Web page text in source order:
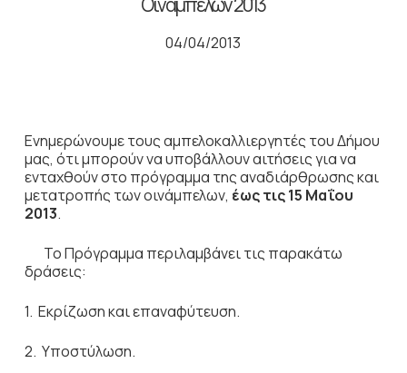
04/04/2013
Ενημερώνουμε τους αμπελοκαλλιεργητές του Δήμου
μας, ότι μπορούν να υποβάλλουν αιτήσεις για να
ενταχθούν στο πρόγραμμα της αναδιάρθρωσης και
μετατροπής των οινάμπελων, έως τις 15 Μαΐου
2013.
Το Πρόγραμμα περιλαμβάνει τις παρακάτω
δράσεις:
1. Εκρίζωση και επαναφύτευση.
2. Υποστύλωση.